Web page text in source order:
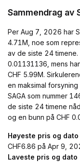
Sammendrag av
Per Aug 7, 2026 har
4.71M, noe som
av de siste 24 timene.
0.01131136, mens
CHF 5.99M.
en maksimal
SAGA som nummer
de siste 24 timene
og en bunn på CHF
Høyeste pris og dato
CHF6.86 på Apr 9,
Laveste pris og dato